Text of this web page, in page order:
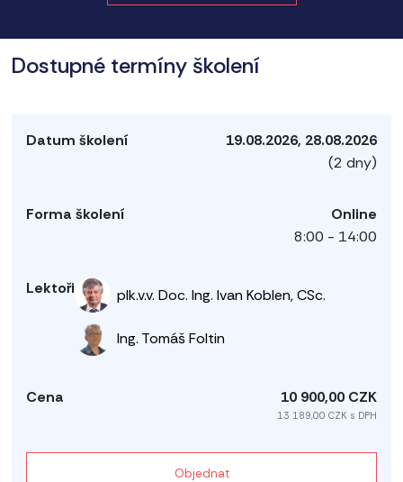
Dostupné termíny školení
19.08.2026, 28.08.2026
(2 dny)
Online
8:00 - 14:00
plk.v.v. Doc. Ing. Ivan Koblen, CSc.
Ing. Tomáš Foltin
10 900,00 CZK
13 189,00 CZK s DPH
Objednat